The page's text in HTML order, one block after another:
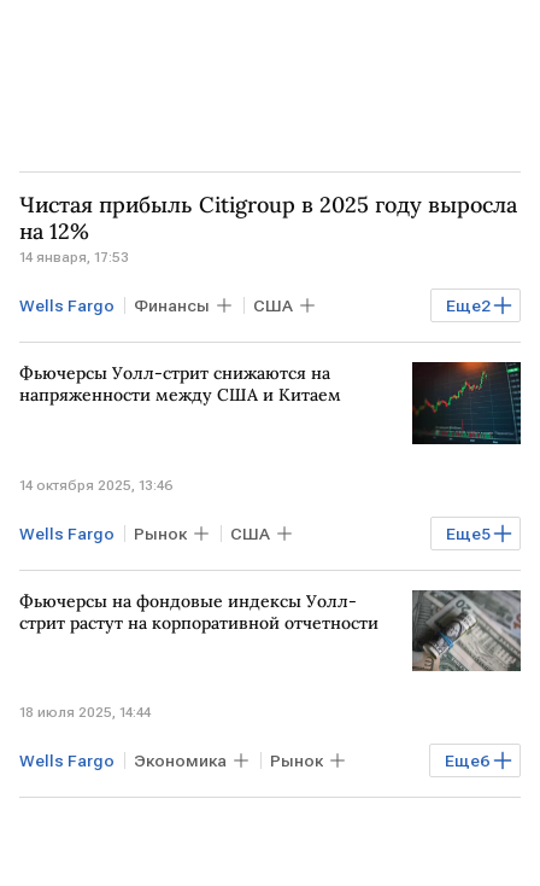
Чистая прибыль Citigroup в 2025 году выросла
на 12%
14 января, 17:53
Еще2
Wells Fargo Финансы США
Citigroup Bank of America
Фьючерсы Уолл-стрит снижаются на
напряженности между США и Китаем
14 октября 2025, 13:46
Еще5
Wells Fargo Рынок США
Дональд Трамп NASDAQ
Nasdaq Composite JPMorgan Chase
Фьючерсы на фондовые индексы Уолл-
стрит растут на корпоративной отчетности
18 июля 2025, 14:44
Еще6
Wells Fargo Экономика Рынок
Торги Индексы США Netflix